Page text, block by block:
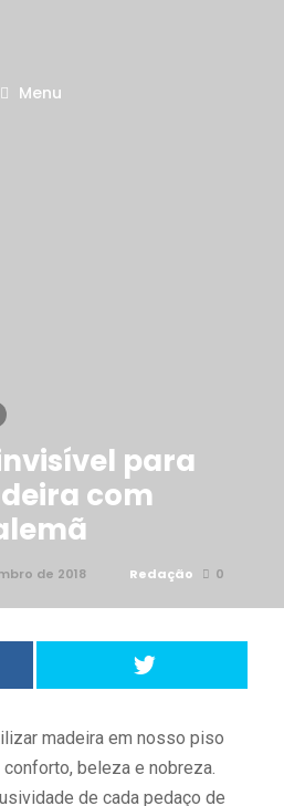
Menu
para
com
de 2018 Redação 0
madeira em nosso piso
beleza e nobreza.
de cada pedaço de